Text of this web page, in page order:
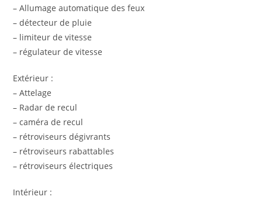
– Allumage automatique des feux
– détecteur de pluie
– limiteur de vitesse
– régulateur de vitesse
Extérieur :
– Attelage
– Radar de recul
– caméra de recul
– rétroviseurs dégivrants
– rétroviseurs rabattables
– rétroviseurs électriques
Intérieur :